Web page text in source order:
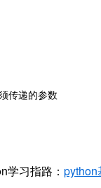
传递的参数
学习指路： python